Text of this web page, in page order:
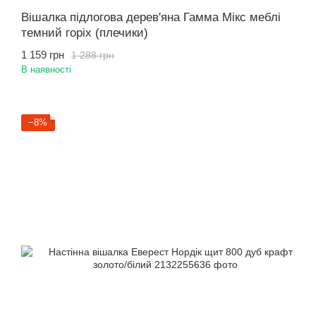
Вішалка підлогова дерев'яна Гамма Мікс меблі
темний горіх (плечики)
1 288 грн
1 159 грн
В наявності
−8%